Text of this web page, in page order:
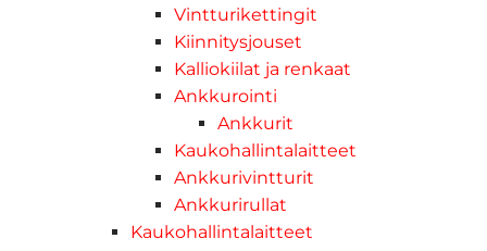
Vintturikettingit
Kiinnitysjouset
Kalliokiilat ja renkaat
Ankkurointi
Ankkurit
Kaukohallintalaitteet
Ankkurivintturit
Ankkurirullat
Kaukohallintalaitteet